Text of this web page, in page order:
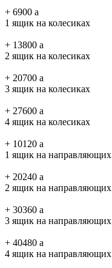
+ 6900 a
1 ящик на колесиках
+ 13800 a
2 ящик на колесиках
+ 20700 a
3 ящик на колесиках
+ 27600 a
4 ящик на колесиках
+ 10120 a
1 ящик на направляющих
+ 20240 a
2 ящик на направляющих
+ 30360 a
3 ящик на направляющих
+ 40480 a
4 ящик на направляющих